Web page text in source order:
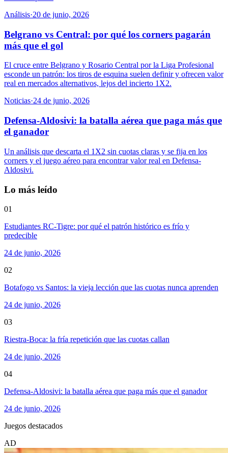
Análisis·20 de junio, 2026
Belgrano vs Central: por qué los corners pagarán
más que el gol
El cruce entre Belgrano y Rosario Central por la Liga Profesional
esconde un patrón: los tiros de esquina suelen definir y ofrecen valor
real en mercados alternativos, lejos del incierto 1X2.
Noticias·24 de junio, 2026
Defensa-Aldosivi: la batalla aérea que paga más que
el ganador
Un análisis que descarta el 1X2 sin cuotas claras y se fija en los
corners y el juego aéreo para encontrar valor real en Defensa-
Aldosivi.
Lo más leído
01
Estudiantes RC-Tigre: por qué el patrón histórico es frío y
predecible
24 de junio, 2026
02
Botafogo vs Santos: la vieja lección que las cuotas nunca aprenden
24 de junio, 2026
03
Riestra-Boca: la fría repetición que las cuotas callan
24 de junio, 2026
04
Defensa-Aldosivi: la batalla aérea que paga más que el ganador
24 de junio, 2026
Juegos destacados
AD